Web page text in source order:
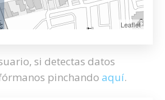
Leaflet
si detectas datos
pinchando aquí.